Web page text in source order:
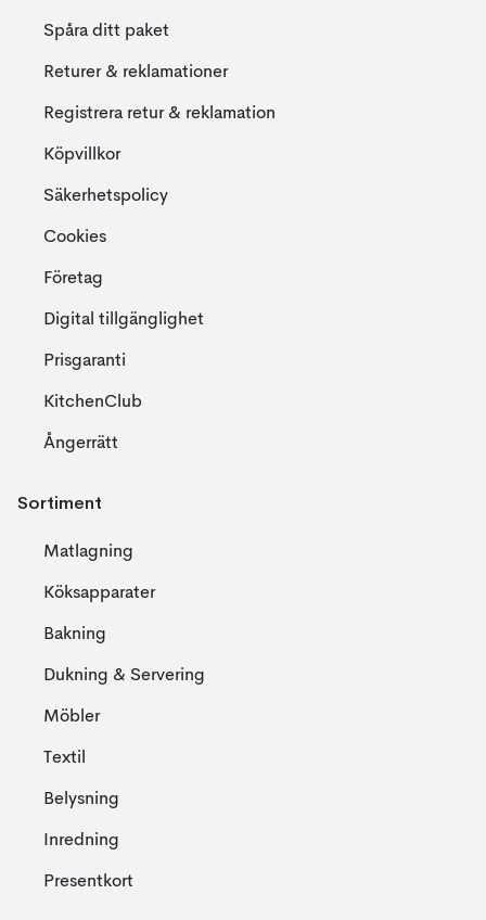
Spåra ditt paket
Returer & reklamationer
Registrera retur & reklamation
Köpvillkor
Säkerhetspolicy
Cookies
Företag
Digital tillgänglighet
Prisgaranti
KitchenClub
Ångerrätt
Sortiment
Matlagning
Köksapparater
Bakning
Dukning & Servering
Möbler
Textil
Belysning
Inredning
Presentkort